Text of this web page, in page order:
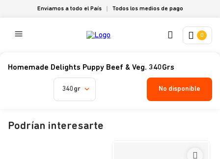
Enviamos a todo el País Todos los medios de pago
0
Homemade Delights Puppy Beef & Veg. 340Grs
340gr No disponible
Podrían interesarte